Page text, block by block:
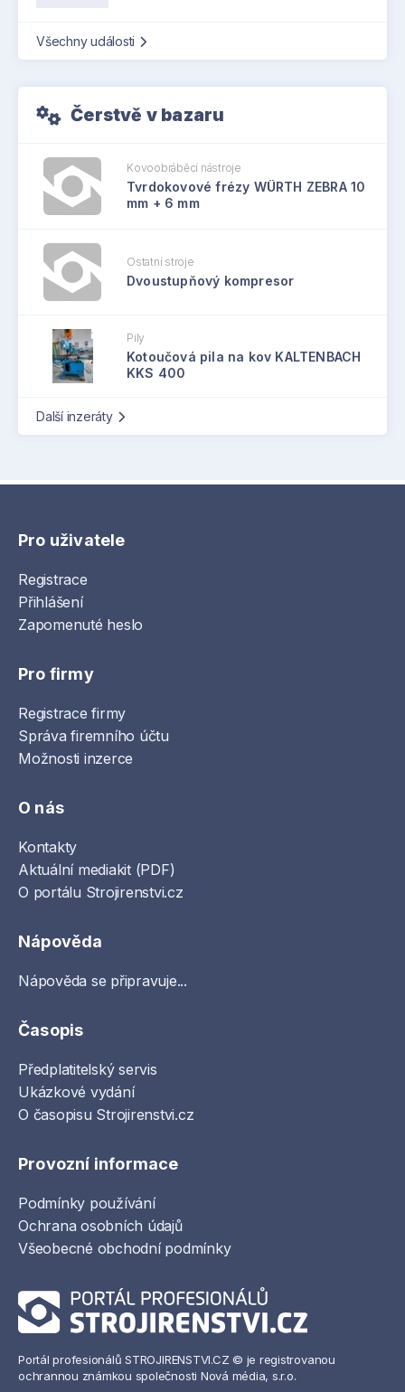
Všechny události
Čerstvě v bazaru
Kovoobráběcí nástroje
Tvrdokovové frézy WÜRTH ZEBRA 10
mm + 6 mm
Ostatní stroje
Dvoustupňový kompresor
Pily
Kotoučová pila na kov KALTENBACH
KKS 400
Další inzeráty
Pro uživatele
Registrace
Přihlášení
Zapomenuté heslo
Pro firmy
Registrace firmy
Správa firemního účtu
Možnosti inzerce
O nás
Kontakty
Aktuální mediakit (PDF)
O portálu Strojirenstvi.cz
Nápověda
Nápověda se připravuje...
Časopis
Předplatitelský servis
Ukázkové vydání
O časopisu Strojirenstvi.cz
Provozní informace
Podmínky používání
Ochrana osobních údajů
Všeobecné obchodní podmínky
Portál profesionálů STROJIRENSTVI.CZ © je registrovanou
ochrannou známkou společnosti Nová média, s.r.o.